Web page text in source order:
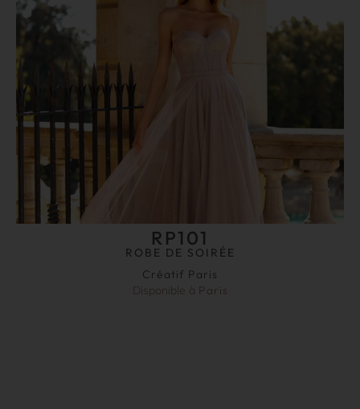
RP101
ROBE DE SOIRÉE
Créatif Paris
Disponible à Paris